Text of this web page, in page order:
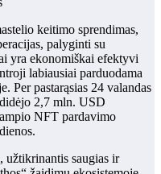
keitimo sprendimas,
palyginti su
yra ekonomiškai efektyvi
labiausiai parduodama
Per pastarąsias 24 valandas
2,7 mln. USD
NFT pardavimo
užtikrinantis saugias ir